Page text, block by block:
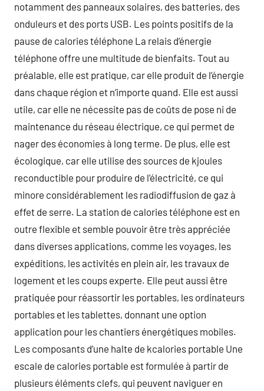
notamment des panneaux solaires, des batteries, des
onduleurs et des ports USB. Les points positifs de la
pause de calories téléphone La relais d’énergie
téléphone offre une multitude de bienfaits. Tout au
préalable, elle est pratique, car elle produit de l’énergie
dans chaque région et n’importe quand. Elle est aussi
utile, car elle ne nécessite pas de coûts de pose ni de
maintenance du réseau électrique, ce qui permet de
nager des économies à long terme. De plus, elle est
écologique, car elle utilise des sources de kjoules
reconductible pour produire de l’électricité, ce qui
minore considérablement les radiodiffusion de gaz à
effet de serre. La station de calories téléphone est en
outre flexible et semble pouvoir être très appréciée
dans diverses applications, comme les voyages, les
expéditions, les activités en plein air, les travaux de
logement et les coups experte. Elle peut aussi être
pratiquée pour réassortir les portables, les ordinateurs
portables et les tablettes, donnant une option
application pour les chantiers énergétiques mobiles.
Les composants d’une halte de kcalories portable Une
escale de calories portable est formulée à partir de
plusieurs éléments clefs, qui peuvent naviguer en